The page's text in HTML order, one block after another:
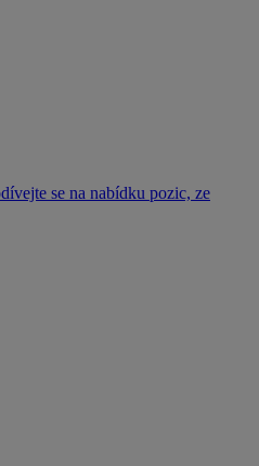
se na nabídku pozic, ze